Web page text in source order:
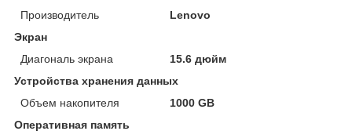
Производитель
Lenovo
Экран
Диагональ экрана
15.6 дюйм
Устройства хранения данных
Объем накопителя
1000 GB
Оперативная память